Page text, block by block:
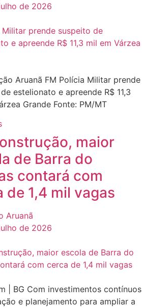
de 2026
Aruanã FM Polícia Militar prende
estelionato e apreende R$ 11,3
Grande Fonte: PM/MT
maior
de Barra do
contará com
de 1,4 mil vagas
Aruanã
de 2026
| BG Com investimentos contínuos
e planejamento para ampliar a